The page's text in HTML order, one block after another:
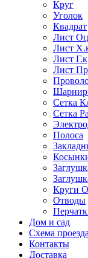
Круг
Уголок
Квадрат
Лист
Лист
Лист Г.к
Лист
Сетка
Сетка
Полоса
Круги
Отводы
Дом и сад
Схема проезда
Контакты
Доставка